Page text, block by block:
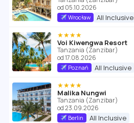
od 05.10.2026
Wrocław All Inclusive
★★★★
Voi Kiwengwa Resort
Tanzania (Zanzibar)
od 17.08.2026
Poznań All Inclusive
★★★★
Malika Nungwi
Tanzania (Zanzibar)
od 23.09.2026
Berlin All Inclusive